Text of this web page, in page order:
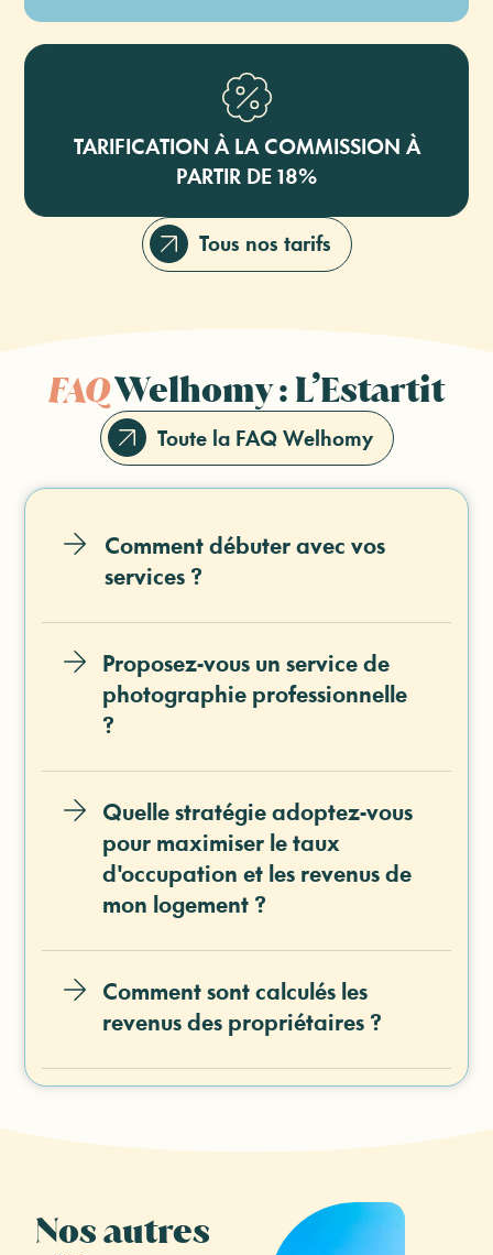
TARIFICATION À LA COMMISSION À
PARTIR DE 18%
Tous nos tarifs
FAQWelhomy : L’Estartit
Toute la FAQ Welhomy
Comment débuter avec vos
services ?
Proposez-vous un service de
photographie professionnelle
?
Quelle stratégie adoptez-vous
pour maximiser le taux
d'occupation et les revenus de
mon logement ?
Comment sont calculés les
revenus des propriétaires ?
Nos autres